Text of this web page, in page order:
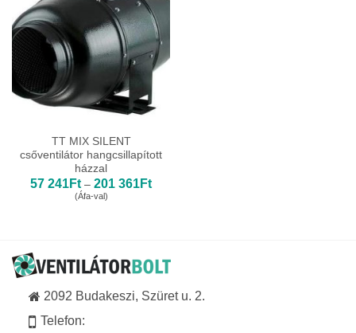
TT MIX SILENT
csőventilátor hangcsillapított
házzal
57 241Ft – 201 361FtÁrtartomány:
(Áfa-val)
2092 Budakeszi, Szüret u. 2.
Telefon: